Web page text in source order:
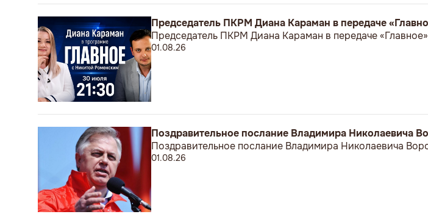
Председатель ПКРМ Диана Караман в передаче
Председатель ПКРМ Диана Караман в передаче «Главное»
01.08.26
Поздравительное послание Владимира Николаевича
Поздравительное послание Владимира Николаевича
01.08.26